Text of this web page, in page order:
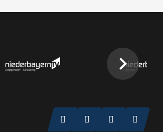
chevron_right